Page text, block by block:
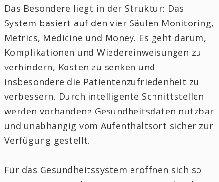
Das Besondere liegt in der Struktur: Das
System basiert auf den vier Säulen Monitoring,
Metrics, Medicine und Money. Es geht darum,
Komplikationen und Wiedereinweisungen zu
verhindern, Kosten zu senken und
insbesondere die Patientenzufriedenheit zu
verbessern. Durch intelligente Schnittstellen
werden vorhandene Gesundheitsdaten nutzbar
und unabhängig vom Aufenthaltsort sicher zur
Verfügung gestellt.
Für das Gesundheitssystem eröffnen sich so